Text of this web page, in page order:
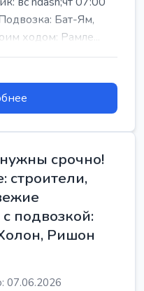
Бат-Ям,
ходом: Рамле...
срочно!
строители,
подвозкой:
Ришон
07.06.2026